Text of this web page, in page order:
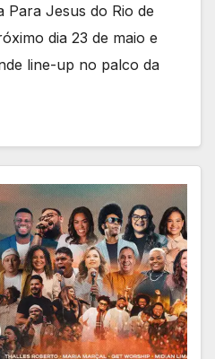
Para Jesus do Rio de
dia 23 de maio e
line-up no palco da